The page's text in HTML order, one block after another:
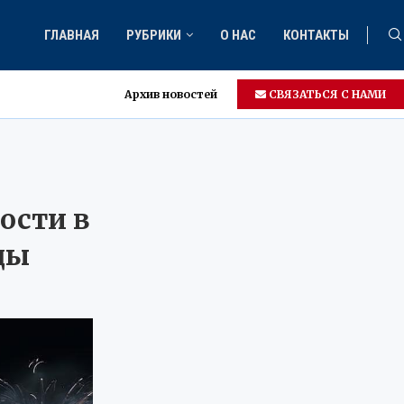
ГЛАВНАЯ РУБРИКИ О НАС КОНТАКТЫ
Архив новостей СВЯЗАТЬСЯ С НАМИ
в